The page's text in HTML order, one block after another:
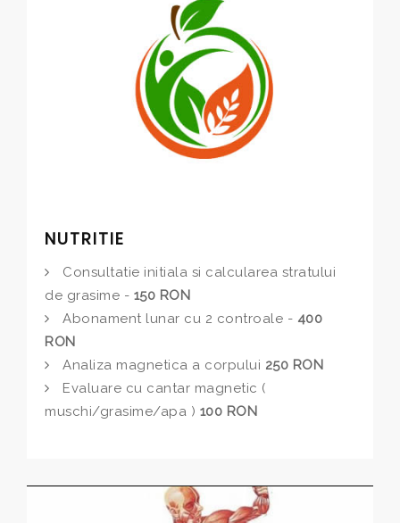
NUTRITIE
Consultatie initiala si calcularea stratului
de grasime - 150 RON
Abonament lunar cu 2 controale - 400
RON
Analiza magnetica a corpului 250 RON
Evaluare cu cantar magnetic (
muschi/grasime/apa ) 100 RON